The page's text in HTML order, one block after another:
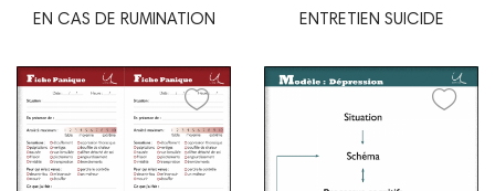
EN CAS DE RUMINATION ENTRETIEN SUICIDE